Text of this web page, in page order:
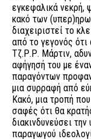
εγκεφαλικά νεκρή,
κακό των
διαχειριστεί το
από το γεγονός
Τζ.Ρ.Ρ. Μάρτιν,
αφήγησή του με
παραγόντων
μια συρραφή από
Κακό, μια τροπή
σαφές ότι θα
διακινδυνεύσει
παραγωγού